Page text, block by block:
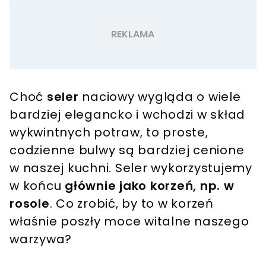
Choć seler naciowy wygląda o wiele
bardziej elegancko i wchodzi w skład
wykwintnych potraw, to proste,
codzienne bulwy są bardziej cenione
w naszej kuchni. Seler wykorzystujemy
w końcu głównie jako korzeń, np. w
rosole. Co zrobić, by to w korzeń
właśnie poszły moce witalne naszego
warzywa?